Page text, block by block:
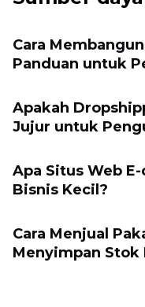
Cara
Panduan untuk
Apakah
Jujur untuk
Apa Situs Web
Bisnis Kecil?
Cara Menjual
Menyimpan Stok